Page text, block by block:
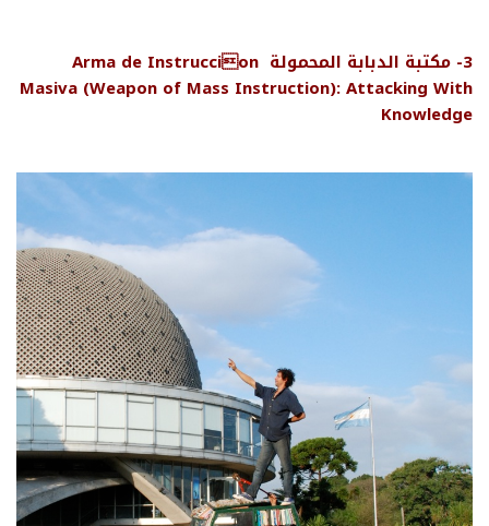
3- مكتبة الدبابة
المحمولة Arma de Instruccion
Masiva (Weapon of Mass Instruction): Attacking With
Knowledge